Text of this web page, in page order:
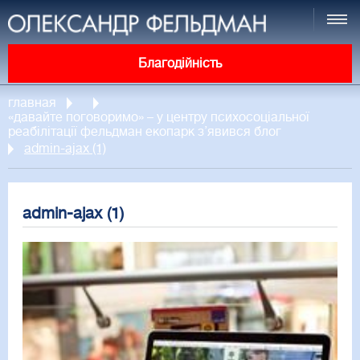
Благодійність
главная
«давайте поговоримо» – у центру психосоціальної
реабілітації фельдман екопарк з’явився блог
admin-ajax (1)
admin-ajax (1)